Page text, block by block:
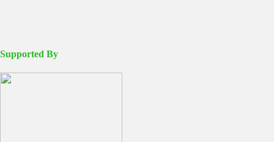
Supported By